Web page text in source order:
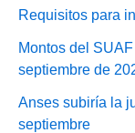
Requisitos para
Montos del
septiembre de
Anses subiría la
septiembre